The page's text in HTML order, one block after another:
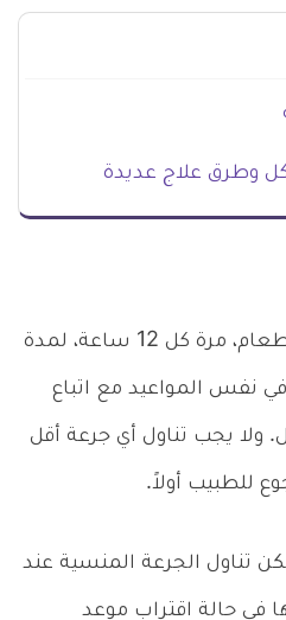
وطرق علاج عديدة
يتم تناول هذا الدواء مع الطعام، مرة كل 12 ساعة، لمدة
في نفس المواعيد مع اتباع
ولا يجب تناول أي جرعة أقل
للطبيب أولاً.
تناول الجرعة المنسية عند
في حالة اقتراب موعد